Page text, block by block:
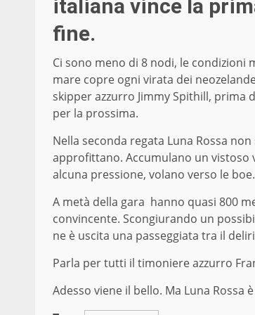
italiana vince la
fine.
Ci sono meno di 8 nodi, le condizioni
mare copre ogni virata dei
skipper azzurro Jimmy Spithill,
per la prossima.
Nella seconda regata Luna Rossa
approfittano. Accumulano un vistoso
alcuna pressione, volano verso le boe.
A metà della gara hanno quasi 800
convincente. Scongiurando un
ne è uscita una passeggiata tra il
Parla per tutti il timoniere azzurro
Adesso viene il bello. Ma Luna Rossa